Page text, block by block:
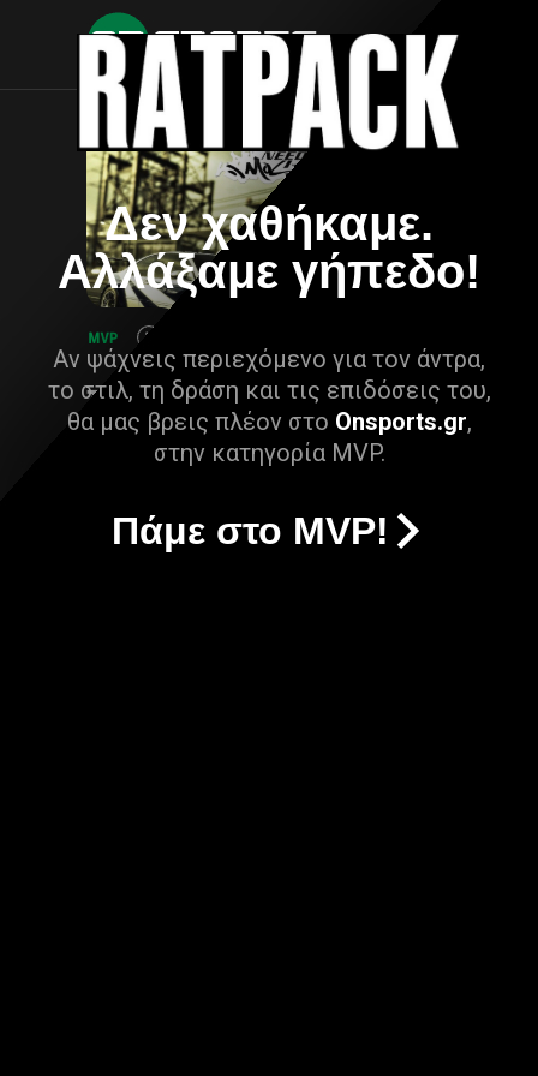
Δεν χαθήκαμε.
Αλλάξαμε γήπεδο!
Αν ψάχνεις περιεχόμενο για τον άντρα,
το στιλ, τη δράση και τις επιδόσεις του,
θα μας βρεις πλέον στο Onsports.gr,
στην κατηγορία MVP.
Πάμε στο MVP!